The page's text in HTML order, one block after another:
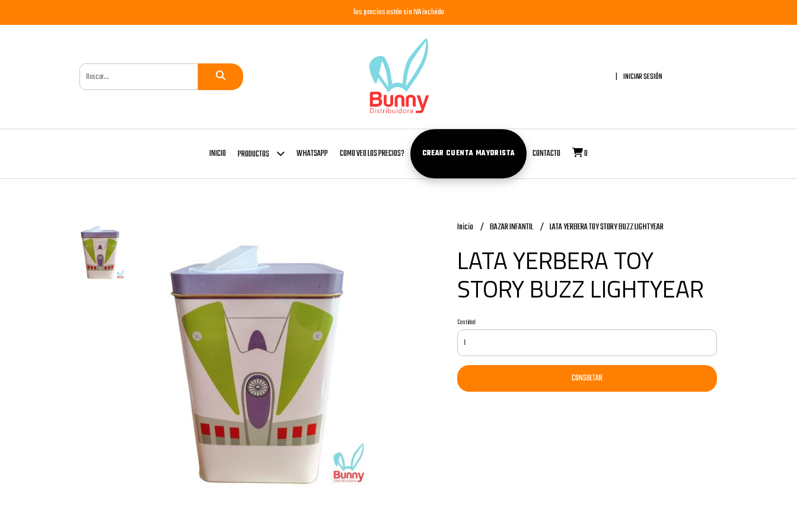
los precios están sin IVA incluido
INICIAR SESIÓN
INICIO PRODUCTOS WHATSAPP COMO VEO LOS PRECIOS? CREAR CUENTA MAYORISTA CONTACTO 0
Inicio BAZAR INFANTIL LATA YERBERA TOY STORY BUZZ LIGHTYEAR
LATA YERBERA TOY
STORY BUZZ LIGHTYEAR
Cantidad
CONSULTAR